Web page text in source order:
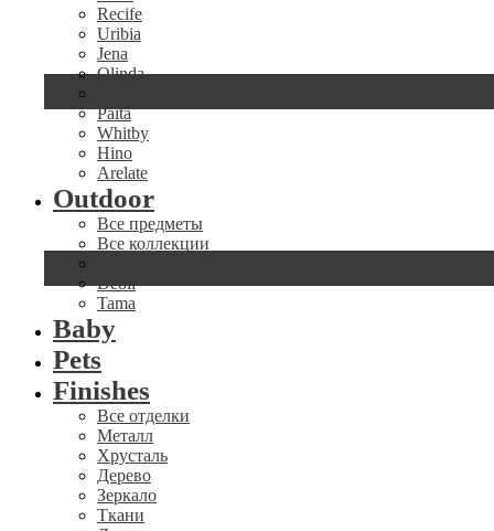
Recife
Uribia
Jena
Olinda
Paita
Whitby
Hino
Arelate
Outdoor
Все предметы
Все коллекции
Deoli
Tama
Baby
Pets
Finishes
Все отделки
Металл
Хрусталь
Дерево
Зеркало
Ткани